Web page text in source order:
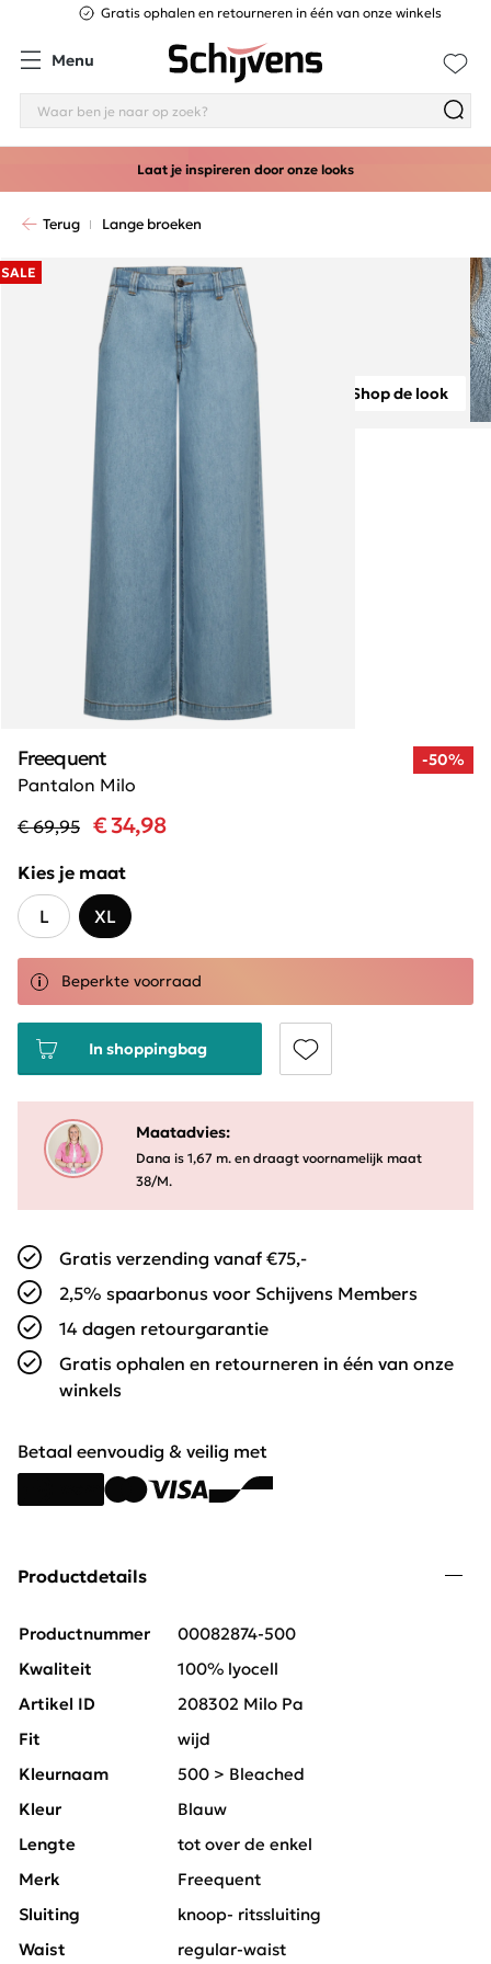
Gratis ophalen en retourneren in één van onze winkels
Menu
Laat je inspireren door onze looks
Terug Lange broeken
SALE
Shop de look
-50%
Pantalon Milo
Freequent
€ 69,95 € 34,98
Kies je maat
L
XL
Beperkte voorraad
In shoppingbag
Maatadvies:
Dana is 1,67 m. en draagt voornamelijk maat
38/M.
Gratis verzending vanaf €75,-
2,5% spaarbonus voor Schijvens Members
14 dagen retourgarantie
Gratis ophalen en retourneren in één van onze
winkels
Betaal eenvoudig & veilig met
Productdetails
Productnummer
00082874-500
Kwaliteit
100% lyocell
Artikel ID
208302 Milo Pa
Fit
wijd
Kleurnaam
500 > Bleached
Kleur
Blauw
Lengte
tot over de enkel
Merk
Freequent
Sluiting
knoop- ritssluiting
Waist
regular-waist